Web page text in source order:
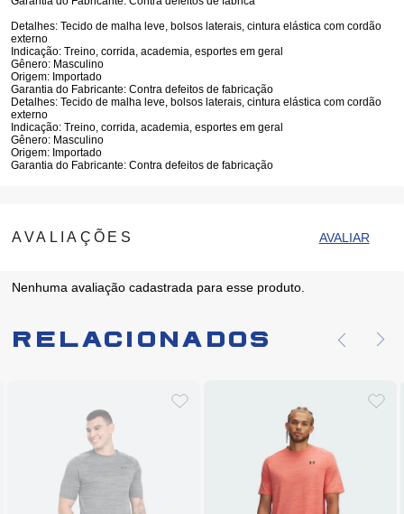
Detalhes: Tecido de malha leve, bolsos laterais, cintura elástica com cordão
externo
Indicação: Treino, corrida, academia, esportes em geral
Gênero: Masculino
Origem: Importado
Garantia do Fabricante: Contra defeitos de fabricação
Detalhes: Tecido de malha leve, bolsos laterais, cintura elástica com cordão
externo
Indicação: Treino, corrida, academia, esportes em geral
Gênero: Masculino
Origem: Importado
Garantia do Fabricante: Contra defeitos de fabricação
Nenhuma avaliação cadastrada para esse produto.
Relacionados